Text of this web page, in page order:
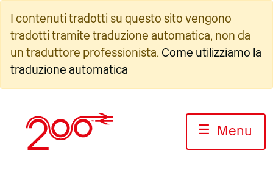
contenuto
I contenuti tradotti su questo sito vengono
tradotti tramite traduzione automatica, non da
un traduttore professionista. Come utilizziamo la
traduzione automatica
☰ Menu